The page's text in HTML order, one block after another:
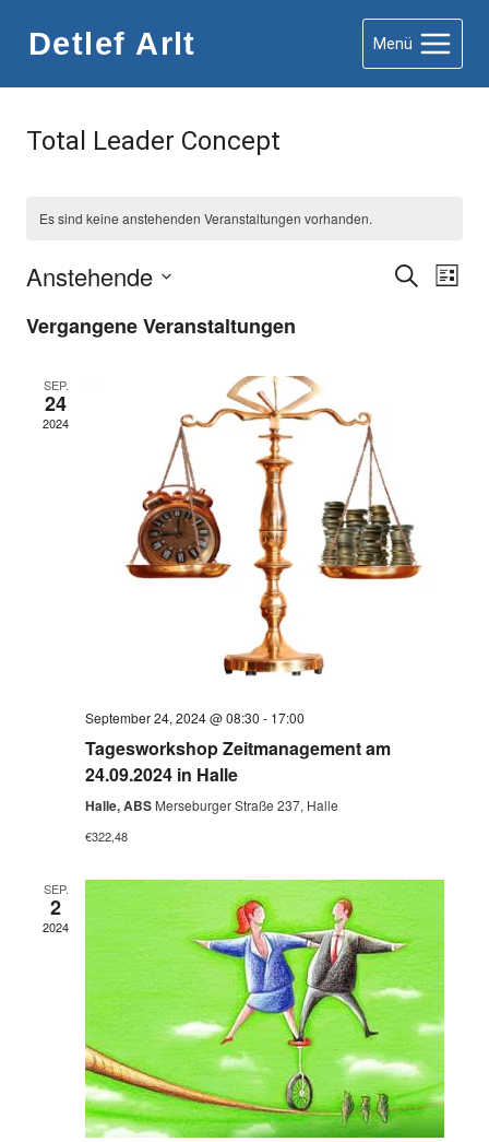
Inhalt
springen
Detlef Arlt Menü
Total Leader Concept
Es sind keine anstehenden Veranstaltungen vorhanden.
Suche
Liste
Anstehende
wählen.
Vergangene Veranstaltungen
SEP.
24
2024
September 24, 2024 @ 08:30 - 17:00
Tagesworkshop Zeitmanagement am
24.09.2024 in Halle
Halle, ABS Merseburger Straße 237, Halle
€322,48
SEP.
2
2024